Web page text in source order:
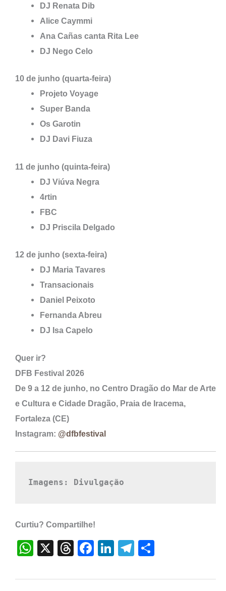
DJ Renata Dib
Alice Caymmi
Ana Cañas canta Rita Lee
DJ Nego Celo
10 de junho (quarta-feira)
Projeto Voyage
Super Banda
Os Garotin
DJ Davi Fiuza
11 de junho (quinta-feira)
DJ Viúva Negra
4rtin
FBC
DJ Priscila Delgado
12 de junho (sexta-feira)
DJ Maria Tavares
Transacionais
Daniel Peixoto
Fernanda Abreu
DJ Isa Capelo
Quer ir?
DFB Festival 2026
De 9 a 12 de junho, no Centro Dragão do Mar de Arte
e Cultura e Cidade Dragão, Praia de Iracema,
Fortaleza (CE)
Instagram: @dfbfestival
Imagens: Divulgação
Curtiu? Compartilhe!
W
at
X
T
e
F
c
Li
k
T
e
ar